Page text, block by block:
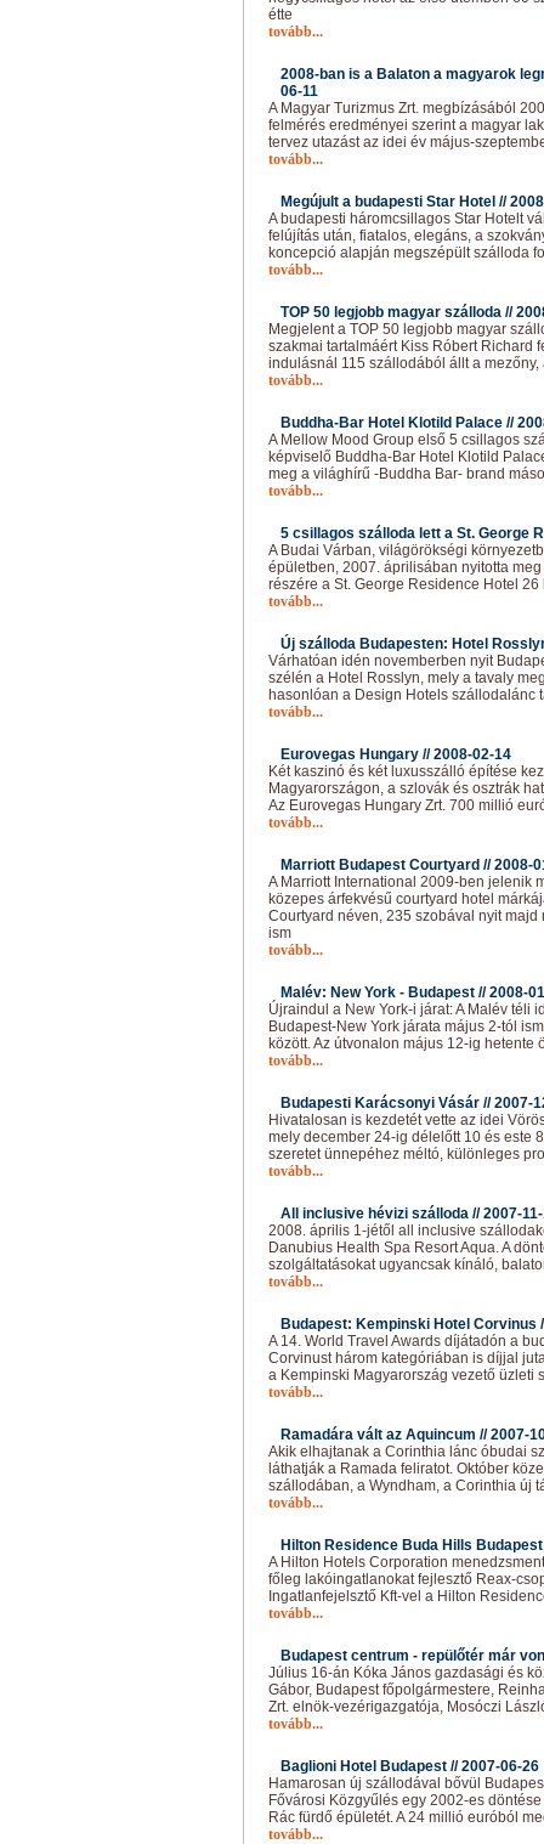
étte
tovább...
2008-ban is a Balaton a magyarok
06-11
A Magyar Turizmus Zrt. megbízásából
felmérés eredményei szerint a magyar
tervez utazást az idei év május-
tovább...
Megújult a budapesti Star Hotel //
A budapesti háromcsillagos Star Hotelt
felújítás után, fiatalos, elegáns, a
koncepció alapján megszépült szálloda
tovább...
TOP 50 legjobb magyar szálloda //
Megjelent a TOP 50 legjobb magyar
szakmai tartalmáért Kiss Róbert Richard
indulásnál 115 szállodából állt a mezőny,
tovább...
Buddha-Bar Hotel Klotild Palace //
A Mellow Mood Group első 5 csillagos
képviselő Buddha-Bar Hotel Klotild
meg a világhírű -Buddha Bar- brand
tovább...
5 csillagos szálloda lett a St. George
A Budai Várban, világörökségi
épületben, 2007. áprilisában nyitotta
részére a St. George Residence Hotel
tovább...
Új szálloda Budapesten: Hotel
Várhatóan idén novemberben nyit
szélén a Hotel Rosslyn, mely a tavaly
hasonlóan a Design Hotels szállodalánc
tovább...
Eurovegas Hungary //2008-02-14
Két kaszinó és két luxusszálló építése
Magyarországon, a szlovák és osztrák
Az Eurovegas Hungary Zrt. 700 millió
tovább...
Marriott Budapest Courtyard //2008-
A Marriott International 2009-ben jelenik
közepes árfekvésű courtyard hotel
Courtyard néven, 235 szobával nyit
ism
tovább...
Malév: New York - Budapest //2008-
Újraindul a New York-i járat: A Malév téli
Budapest-New York járata május 2-tól
között. Az útvonalon május 12-ig hetente
tovább...
Budapesti Karácsonyi Vásár //2007-
Hivatalosan is kezdetét vette az idei
mely december 24-ig délelőtt 10 és este
szeretet ünnepéhez méltó, különleges
tovább...
All inclusive hévizi szálloda //2007-
2008. április 1-jétől all inclusive
Danubius Health Spa Resort Aqua. A
szolgáltatásokat ugyancsak kínáló,
tovább...
Budapest: Kempinski Hotel Corvinus
A 14. World Travel Awards díjátadón a
Corvinust három kategóriában is díjjal
a Kempinski Magyarország vezető üzleti
tovább...
Ramadára vált az Aquincum //2007-
Akik elhajtanak a Corinthia lánc óbudai
láthatják a Ramada feliratot. Október
szállodában, a Wyndham, a Corinthia új
tovább...
Hilton Residence Buda Hills
A Hilton Hotels Corporation
főleg lakóingatlanokat fejlesztő Reax-
Ingatlanfejelsztő Kft-vel a Hilton
tovább...
Budapest centrum - repülőtér már
Július 16-án Kóka János gazdasági és
Gábor, Budapest főpolgármestere,
Zrt. elnök-vezérigazgatója, Mosóczi
tovább...
Baglioni Hotel Budapest //2007-06-26
Hamarosan új szállodával bővül
Fővárosi Közgyűlés egy 2002-es
Rác fürdő épületét. A 24 millió euróból
tovább...